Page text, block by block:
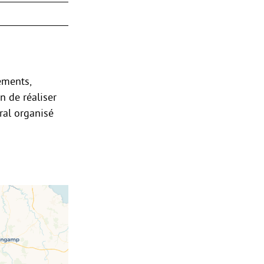
de réaliser
organisé